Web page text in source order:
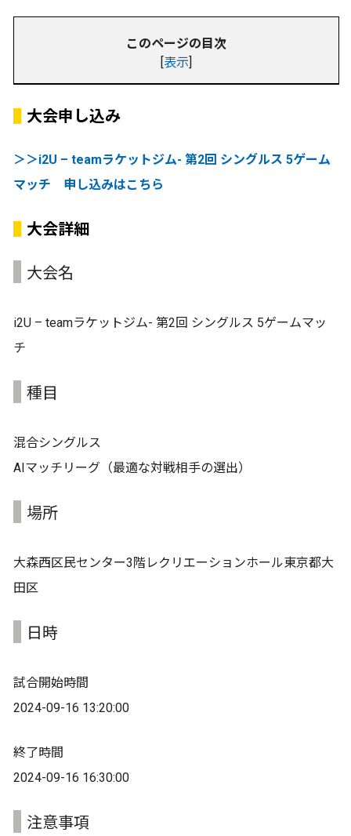
このページの目次
[表示]
大会申し込み
＞＞i2U – teamラケットジム- 第2回 シングルス 5ゲーム
マッチ 申し込みはこちら
大会詳細
大会名
i2U – teamラケットジム- 第2回 シングルス 5ゲームマッ
チ
種目
混合シングルス
AIマッチリーグ（最適な対戦相手の選出）
場所
大森西区民センター3階レクリエーションホール東京都大
田区
日時
試合開始時間
2024-09-16 13:20:00
終了時間
2024-09-16 16:30:00
注意事項